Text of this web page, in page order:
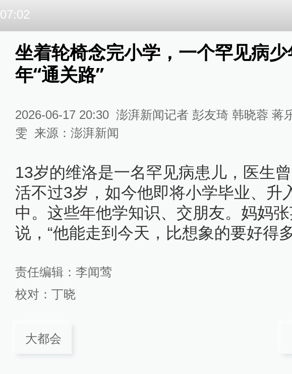
07:02
坐着轮椅念完小学，一个罕见病
年“通关路”
2026-06-17 20:30 澎湃新闻记者 彭友琦 韩晓蓉 蒋
雯 来源： 澎湃新闻
13岁的维洛是一名罕见病患儿，医生
活不过3岁，如今他即将小学毕业、升
中。这些年他学知识、交朋友。妈妈
说，“他能走到今天，比想象的要好得
责任编辑： 李闻莺
校对： 丁晓
大都会